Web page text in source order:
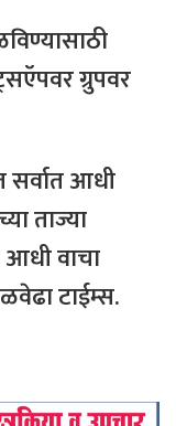
ग्रुपवर
सर्वात आधी
ताज्या
आधी वाचा
टाईम्स.